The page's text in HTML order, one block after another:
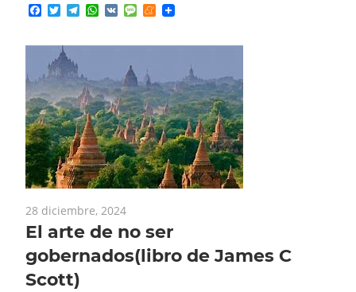
Facebook
TwitterTelegram
WhatsApp
VK MessageMeneame
28 diciembre, 2024
El arte de no ser
gobernados(libro de James C
Scott)